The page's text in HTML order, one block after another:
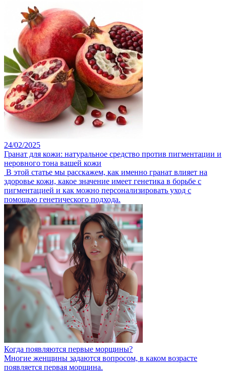
24/02/2025
Гранат для кожи: натуральное средство против пигментации и
неровного тона вашей кожи
В этой статье мы расскажем, как именно гранат влияет на
здоровье кожи, какое значение имеет генетика в борьбе с
пигментацией и как можно персонализировать уход с
помощью генетического подхода.
Когда появляются первые морщины?
Многие женщины задаются вопросом, в каком возрасте
появляется первая морщина.